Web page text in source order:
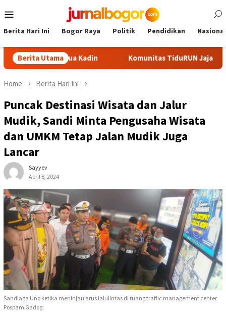
to
Menu
Berita Hari Ini Bogor Raya Politik Pendidikan Nasional
Berita Utama
Ketua Kadin Komunitas TiduRUN Jajal Jalur Baru
Home Berita Hari Ini
Puncak Destinasi Wisata dan Jalur
Mudik, Sandi Minta Pengusaha Wisata
dan UMKM Tetap Jalan Mudik Juga
Lancar
Sayyev
April 8, 2024
Sandiaga Uno ketika meninjau arus lalulintas di ruang traffic management center
Pospam Gadog.